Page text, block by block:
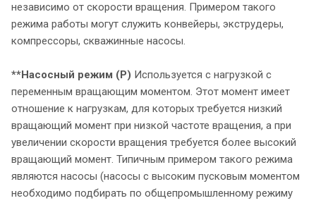
независимо от скорости вращения. Примером такого
режима работы могут служить конвейеры, экструдеры,
компрессоры, скважинные насосы.
**Насосный режим (P) Используется с нагрузкой с
переменным вращающим моментом. Этот момент имеет
отношение к нагрузкам, для которых требуется низкий
вращающий момент при низкой частоте вращения, а при
увеличении скорости вращения требуется более высокий
вращающий момент. Типичным примером такого режима
являются насосы (насосы с высоким пусковым моментом
необходимо подбирать по общепромышленному режиму